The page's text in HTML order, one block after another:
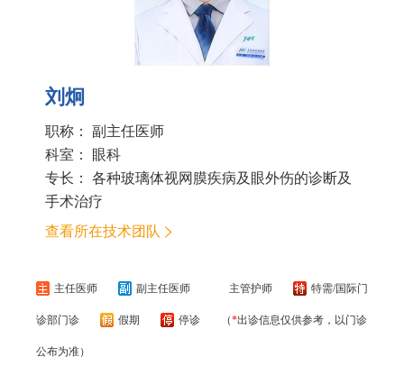
刘炯
职称： 副主任医师
科室：
眼科
专长： 各种玻璃体视网膜疾病及眼外伤的诊断及
手术治疗
查看所在技术团队
主任医师 副主任医师 主管护师 特需/国际门
诊部门诊 假期 停诊 （*出诊信息仅供参考，以门诊
公布为准）